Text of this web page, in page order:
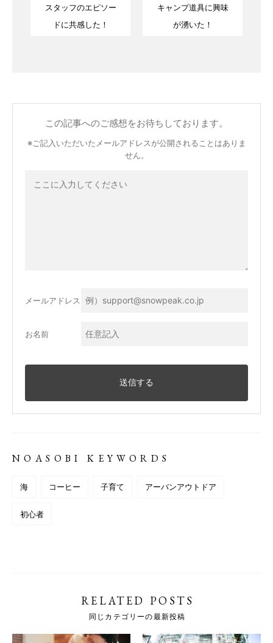
スタッフのエピソー
ドに共感した！
キャンプ道具に興味
が湧いた！
この記事へのご感想をお待ちしております。
※ご記入いただいたメールアドレスが公開されることはありま
せん。
メールアドレス
お名前
NOASOBI KEYWORDS
海 コーヒー 子育て アーバンアウトドア
初心者
RELATED POSTS
同じカテゴリーの最新投稿